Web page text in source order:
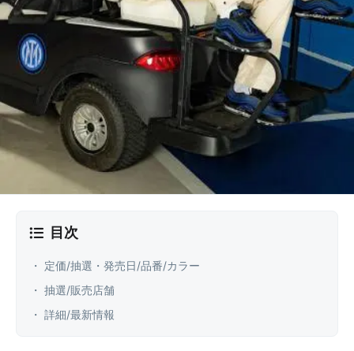
目次
・ 定価/抽選・発売日/品番/カラー
・ 抽選/販売店舗
・ 詳細/最新情報